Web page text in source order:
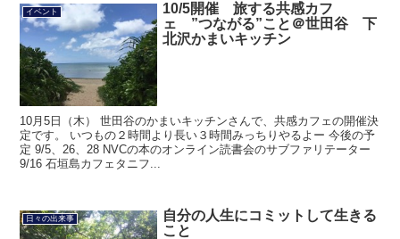
イベント
10/5開催 旅する共感カフ
ェ ”つながる”こと＠世田谷 下
北沢かまいキッチン
10月5日（木） 世田谷のかまいキッチンさんで、共感カフェの開催決
定です。 いつもの２時間より長い３時間みっちりやるよー 今後の予
定 9/5、26、28 NVCの本のオンライン読書会のサブファリテーター
9/16 石垣島カフェタニフ...
日々の出来事
自分の人生にコミットして生きる
こと